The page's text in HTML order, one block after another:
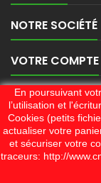
NOTRE SOCIÉTÉ
VOTRE COMPTE
CONTACT
En poursuivant
l’utilisation et
Cookies (petits
actualiser votre
et sécuriser votre
traceurs: http://